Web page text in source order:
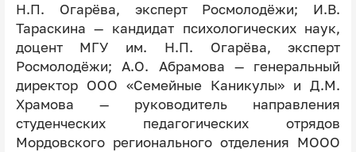
Н.П. Огарёва, эксперт Росмолодёжи; И.В.
Тараскина — кандидат психологических наук,
доцент МГУ им. Н.П. Огарёва, эксперт
Росмолодёжи; А.О. Абрамова — генеральный
директор ООО «Семейные Каникулы» и Д.М.
Храмова — руководитель направления
студенческих педагогических отрядов
Мордовского регионального отделения МООО